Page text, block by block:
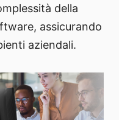
della
assicurando
aziendali.